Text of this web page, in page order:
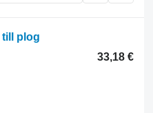
till plog
33,18 €